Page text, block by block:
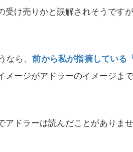
受け売りかと誤解されそうです
なら、前から私が指摘している
メージがアドラーのイメージま
アドラーは読んだことがありませ